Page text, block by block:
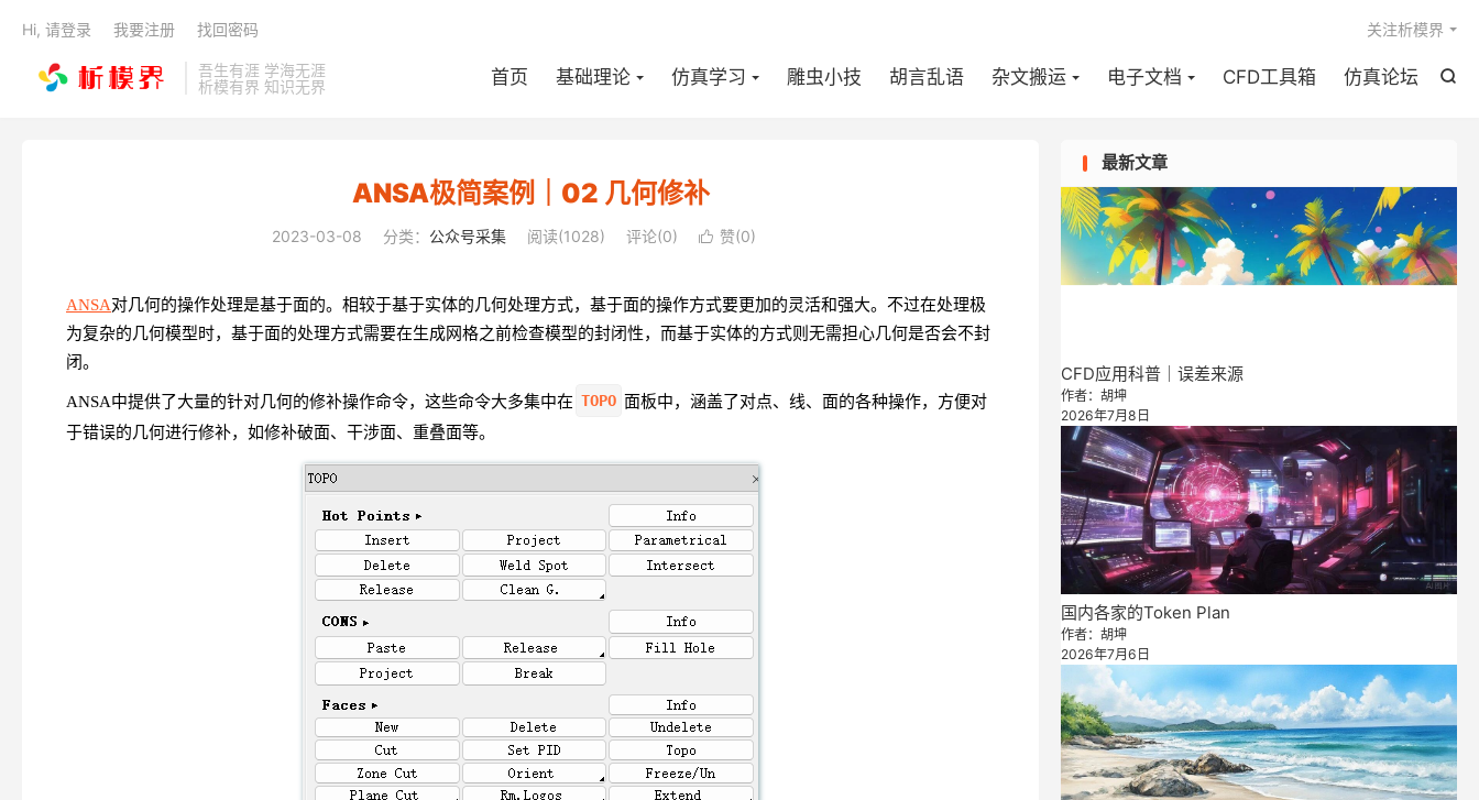
吾生有涯 学海无涯
析模有界 知识无界

首页 基础理论 仿真学习 雕虫小技 胡言乱语 杂文搬运 电子文档 CFD工具箱 仿真论坛
关注析模界
Hi, 请登录 我要注册 找回密码
ANSA极简案例｜02 几何修补
2023-03-08 分类： 公众号采集 阅读(1028) 评论(0)  赞(0)
ANSA对几何的操作处理是基于面的。相较于基于实体的几何处理方式，基于面的操作方式要更加的灵活和强大。不过在处理极
为复杂的几何模型时，基于面的处理方式需要在生成网格之前检查模型的封闭性，而基于实体的方式则无需担心几何是否会不封
闭。
ANSA中提供了大量的针对几何的修补操作命令，这些命令大多集中在 TOPO 面板中，涵盖了对点、线、面的各种操作，方便对
于错误的几何进行修补，如修补破面、干涉面、重叠面等。
最新文章
CFD应用科普｜误差来源
作者：胡坤
2026年7月8日
国内各家的Token Plan
作者：胡坤
2026年7月6日